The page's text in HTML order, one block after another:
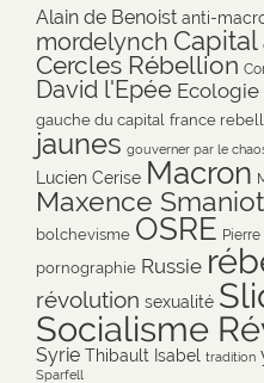
Alain de Benoist anti-
mordelynch Capital
Cercles Rébellion
David l'Epée Ecologie
gauche du capital france
jaunes gouverner par le
Lucien Cerise Macron
Maxence
bolchevisme OSRE
pornographie Russie
révolution sexualité
Socialisme
Syrie Thibault Isabel tradition
Sparfell